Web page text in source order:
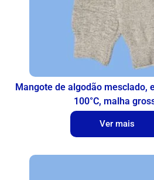
Mangote de algodão mesclado,
100°C, malha
Ver mais